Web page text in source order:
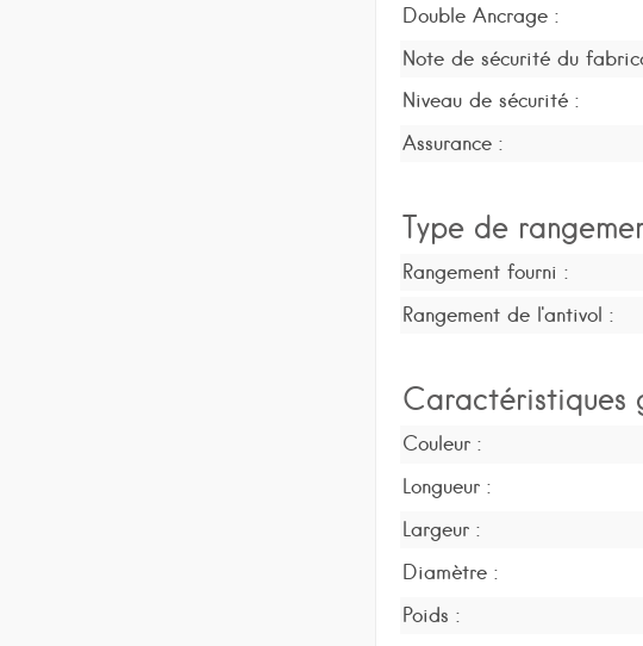
Double Ancrage :
Note de sécurité du
Niveau de sécurité :
Assurance :
Type de
Rangement fourni :
Rangement de l'antivol :
Caractéristiques
Couleur :
Longueur :
Largeur :
Diamètre :
Poids :